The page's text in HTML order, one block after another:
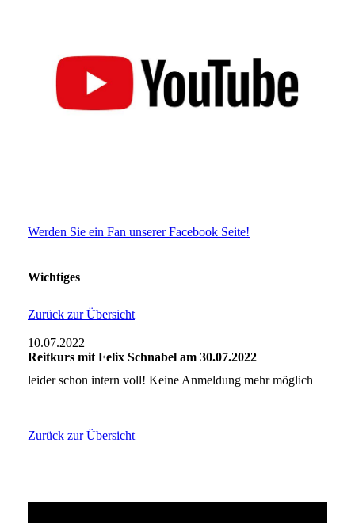
Werden Sie ein Fan unserer Facebook Seite!
Wichtiges
Zurück zur Übersicht
10.07.2022
Reitkurs mit Felix Schnabel am 30.07.2022
leider schon intern voll! Keine Anmeldung mehr möglich
Zurück zur Übersicht